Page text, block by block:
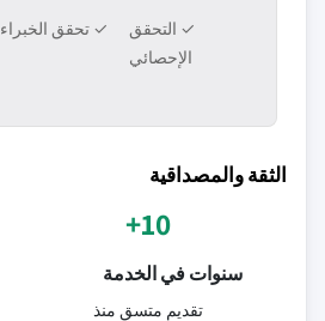
✓ التحقق
الإحصائي
✓ تحقق الخبراء
الثقة والمصداقية
10+
سنوات في الخدمة
تقديم متسق منذ